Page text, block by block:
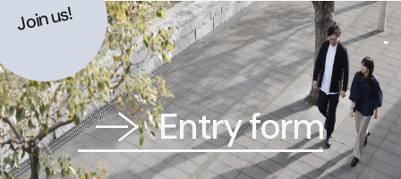
Join us!
Entry form